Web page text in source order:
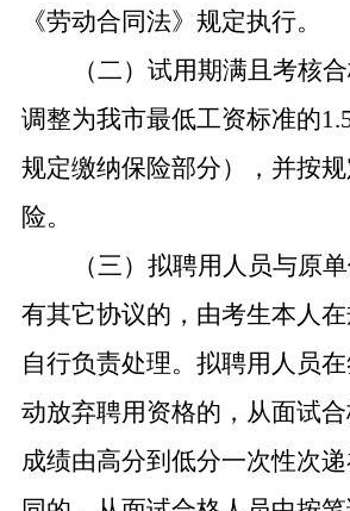
《劳动合同法》规定执行。
（二）试用期满且考核
调整为我市最低工资标准的
规定缴纳保险部分），并按
险。
（三）拟聘用人员与原
有其它协议的，由考生本人
自行负责处理。拟聘用人员
动放弃聘用资格的，从面试
成绩由高分到低分一次性次